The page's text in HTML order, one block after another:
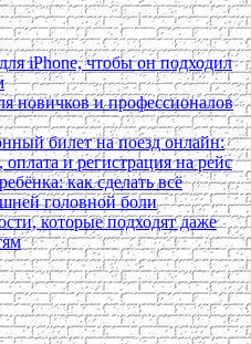
iPhone, чтобы он подходил
новичков и профессионалов
билет на поезд онлайн:
и регистрация на рейс
как сделать всё
головной боли
которые подходят даже